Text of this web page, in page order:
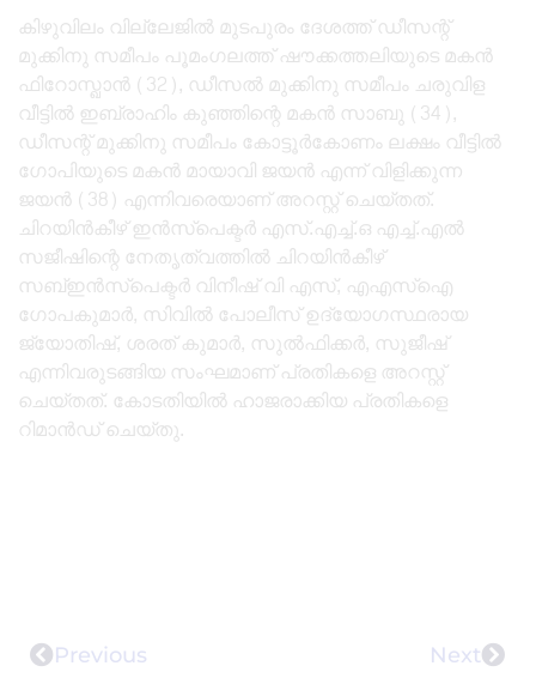
കിഴുവിലം വില്ലേജിൽ മുടപുരം ദേശത്ത് ഡീസന്റ്
മുക്കിനു സമീപം പൂമംഗലത്ത് ഷൗക്കത്തലിയുടെ മകൻ
ഫിറോസ്ഖാൻ (32), ഡീസൽ മുക്കിനു സമീപം ചരുവിള
വീട്ടിൽ ഇബ്രാഹിം കുഞ്ഞിന്റെ മകൻ സാബു (34),
ഡീസന്റ് മുക്കിനു സമീപം കോട്ടൂർകോണം ലക്ഷം വീട്ടിൽ
ഗോപിയുടെ മകൻ മായാവി ജയൻ എന്ന് വിളിക്കുന്ന
ജയൻ (38) എന്നിവരെയാണ് അറസ്റ്റ് ചെയ്തത്.
ചിറയിൻകീഴ് ഇൻസ്പെക്ടർ എസ്.എച്ച്.ഒ എച്ച്.എൽ
സജീഷിന്റെ നേതൃത്വത്തിൽ ചിറയിൻകീഴ്
സബ്ഇൻസ്പെക്ടർ വിനീഷ് വി എസ്, എഎസ്ഐ
ഗോപകുമാർ, സിവിൽ പോലീസ് ഉദ്യോഗസ്ഥരായ
ജ്യോതിഷ്, ശരത് കുമാർ, സുൽഫിക്കർ, സുജീഷ്
എന്നിവരുടങ്ങിയ സംഘമാണ് പ്രതികളെ അറസ്റ്റ്
ചെയ്തത്. കോടതിയിൽ ഹാജരാക്കിയ പ്രതികളെ
റിമാൻഡ് ചെയ്തു.
Previous Next